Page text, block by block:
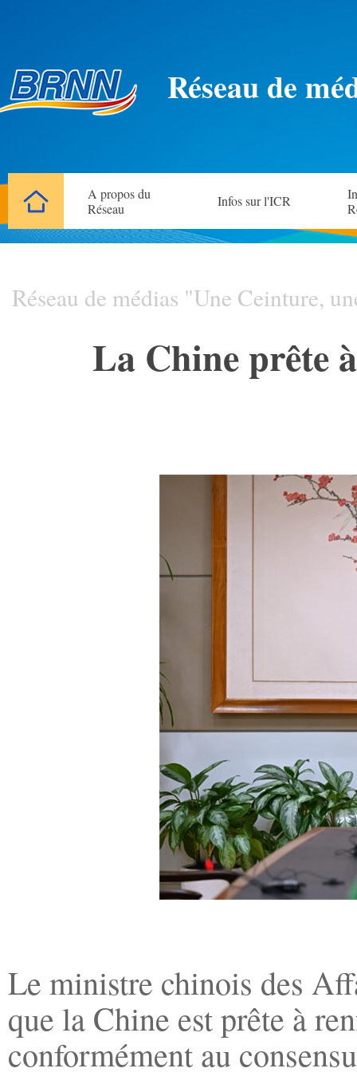
Réseau de
A propos du
Réseau
Infos sur l'ICR
Réseau de médias "Une Ceinture,
La Chine prête
Le ministre chinois des
que la Chine est prête à
conformément au